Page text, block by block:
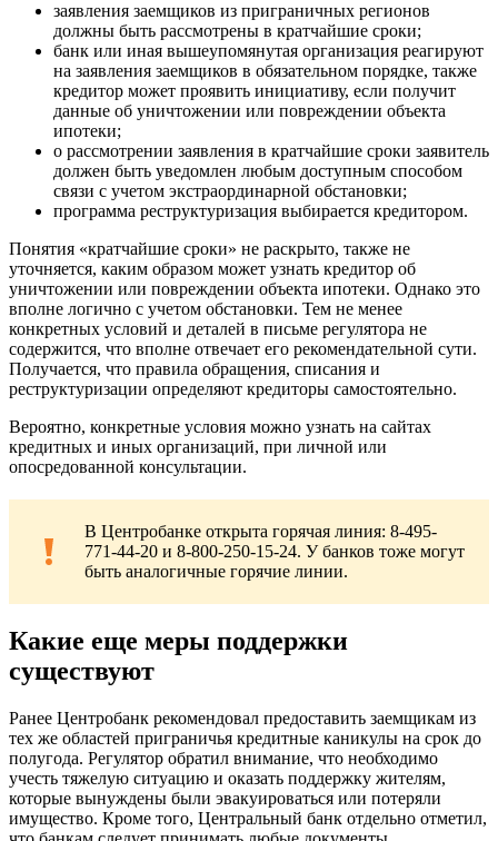
заявления заемщиков из приграничных регионов
должны быть рассмотрены в кратчайшие сроки;
банк или иная вышеупомянутая организация реагируют
на заявления заемщиков в обязательном порядке, также
кредитор может проявить инициативу, если получит
данные об уничтожении или повреждении объекта
ипотеки;
о рассмотрении заявления в кратчайшие сроки заявитель
должен быть уведомлен любым доступным способом
связи с учетом экстраординарной обстановки;
программа реструктуризация выбирается кредитором.
Понятия «кратчайшие сроки» не раскрыто, также не
уточняется, каким образом может узнать кредитор об
уничтожении или повреждении объекта ипотеки. Однако это
вполне логично с учетом обстановки. Тем не менее
конкретных условий и деталей в письме регулятора не
содержится, что вполне отвечает его рекомендательной сути.
Получается, что правила обращения, списания и
реструктуризации определяют кредиторы самостоятельно.
Вероятно, конкретные условия можно узнать на сайтах
кредитных и иных организаций, при личной или
опосредованной консультации.
В Центробанке открыта горячая линия: 8-495-
771-44-20 и 8-800-250-15-24. У банков тоже могут
быть аналогичные горячие линии.
Какие еще меры поддержки
существуют
Ранее Центробанк рекомендовал предоставить заемщикам из
тех же областей приграничья кредитные каникулы на срок до
полугода. Регулятор обратил внимание, что необходимо
учесть тяжелую ситуацию и оказать поддержку жителям,
которые вынуждены были эвакуироваться или потеряли
имущество. Кроме того, Центральный банк отдельно отметил,